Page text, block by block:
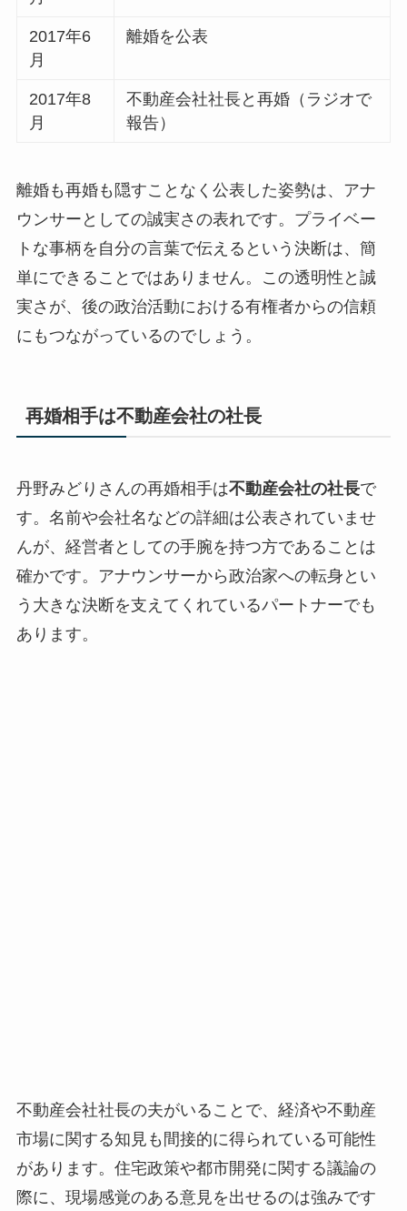
2017年6
月
離婚を公表
2017年8
月
不動産会社社長と再婚（ラジオで
報告）
離婚も再婚も隠すことなく公表した姿勢は、アナ
ウンサーとしての誠実さの表れです。プライベー
トな事柄を自分の言葉で伝えるという決断は、簡
単にできることではありません。この透明性と誠
実さが、後の政治活動における有権者からの信頼
にもつながっているのでしょう。
再婚相手は不動産会社の社長
丹野みどりさんの再婚相手は不動産会社の社長で
す。名前や会社名などの詳細は公表されていませ
んが、経営者としての手腕を持つ方であることは
確かです。アナウンサーから政治家への転身とい
う大きな決断を支えてくれているパートナーでも
あります。
不動産会社社長の夫がいることで、経済や不動産
市場に関する知見も間接的に得られている可能性
があります。住宅政策や都市開発に関する議論の
際に、現場感覚のある意見を出せるのは強みです